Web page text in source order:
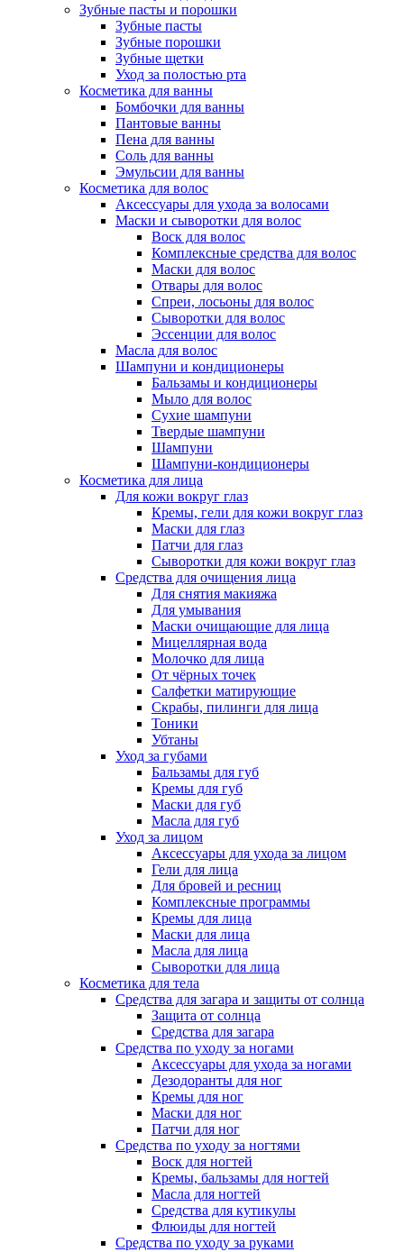
Зубные пасты и порошки
Зубные пасты
Зубные порошки
Зубные щетки
Уход за полостью рта
Косметика для ванны
Бомбочки для ванны
Пантовые ванны
Пена для ванны
Соль для ванны
Эмульсии для ванны
Косметика для волос
Аксессуары для ухода за волосами
Маски и сыворотки для волос
Воск для волос
Комплексные средства для волос
Маски для волос
Отвары для волос
Спреи, лосьоны для волос
Сыворотки для волос
Эссенции для волос
Масла для волос
Шампуни и кондиционеры
Бальзамы и кондиционеры
Мыло для волос
Сухие шампуни
Твердые шампуни
Шампуни
Шампуни-кондиционеры
Косметика для лица
Для кожи вокруг глаз
Кремы, гели для кожи вокруг глаз
Маски для глаз
Патчи для глаз
Сыворотки для кожи вокруг глаз
Средства для очищения лица
Для снятия макияжа
Для умывания
Маски очищающие для лица
Мицеллярная вода
Молочко для лица
От чёрных точек
Салфетки матирующие
Скрабы, пилинги для лица
Тоники
Убтаны
Уход за губами
Бальзамы для губ
Кремы для губ
Маски для губ
Масла для губ
Уход за лицом
Аксессуары для ухода за лицом
Гели для лица
Для бровей и ресниц
Комплексные программы
Кремы для лица
Маски для лица
Масла для лица
Сыворотки для лица
Косметика для тела
Средства для загара и защиты от солнца
Защита от солнца
Средства для загара
Средства по уходу за ногами
Аксессуары для ухода за ногами
Дезодоранты для ног
Кремы для ног
Маски для ног
Патчи для ног
Средства по уходу за ногтями
Воск для ногтей
Кремы, бальзамы для ногтей
Масла для ногтей
Средства для кутикулы
Флюиды для ногтей
Средства по уходу за руками